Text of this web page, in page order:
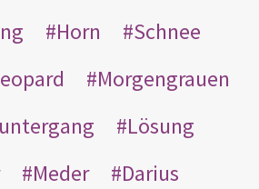
Horn
Schnee
Morgengrauen
Lösung
Meder
Darius